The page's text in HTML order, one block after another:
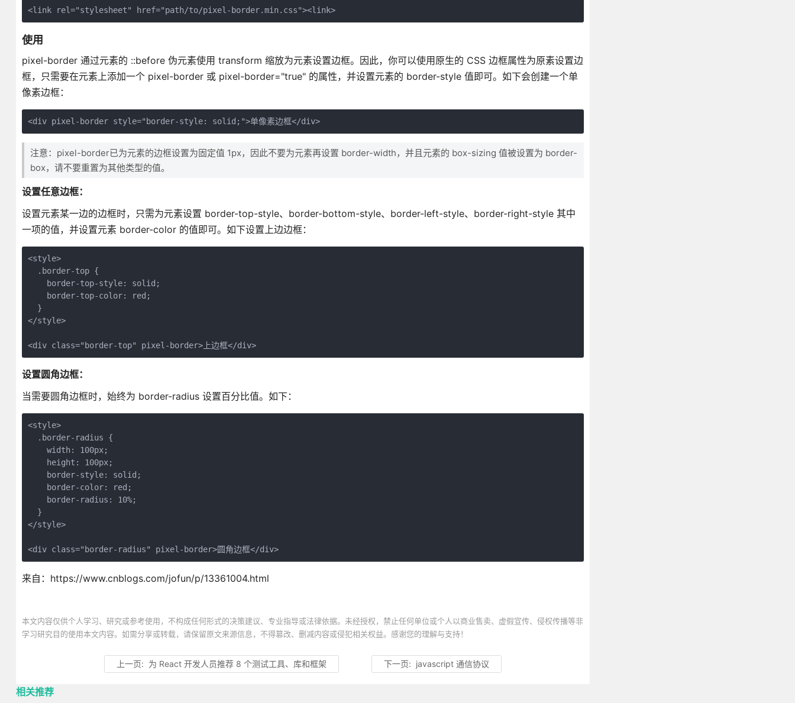
<link rel="stylesheet" href="path/to/pixel-border.min.css"><link>
使用
pixel-border 通过元素的 ::before 伪元素使用 transform 缩放为元素设置边框。因此，你可以使用原生的 CSS 边框属性为原素设置边
框，只需要在元素上添加一个 pixel-border 或 pixel-border="true" 的属性，并设置元素的 border-style 值即可。如下会创建一个单
像素边框：
<div pixel-border style="border-style: solid;">单像素边框</div>
注意：pixel-border已为元素的边框设置为固定值 1px，因此不要为元素再设置 border-width，并且元素的 box-sizing 值被设置为 border-
box，请不要重置为其他类型的值。
设置任意边框：
设置元素某一边的边框时，只需为元素设置 border-top-style、border-bottom-style、border-left-style、border-right-style 其中
一项的值，并设置元素 border-color 的值即可。如下设置上边边框：
<style>
  .border-top {
    border-top-style: solid;
    border-top-color: red;
  }
</style>
<div class="border-top" pixel-border>上边框</div>
设置圆角边框：
当需要圆角边框时，始终为 border-radius 设置百分比值。如下：
<style>
  .border-radius {
    width: 100px;
    height: 100px;
    border-style: solid;
    border-color: red;
    border-radius: 10%;
  }
</style>
<div class="border-radius" pixel-border>圆角边框</div>
来自：https://www.cnblogs.com/jofun/p/13361004.html
本文内容仅供个人学习、研究或参考使用，不构成任何形式的决策建议、专业指导或法律依据。未经授权，禁止任何单位或个人以商业售卖、虚假宣传、侵权传播等非
学习研究目的使用本文内容。如需分享或转载，请保留原文来源信息，不得篡改、删减内容或侵犯相关权益。感谢您的理解与支持！
上一页: 为 React 开发人员推荐 8 个测试工具、库和框架 下一页: javascript 通信协议
相关推荐